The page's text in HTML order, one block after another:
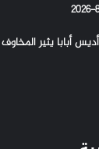
أبابا يثير